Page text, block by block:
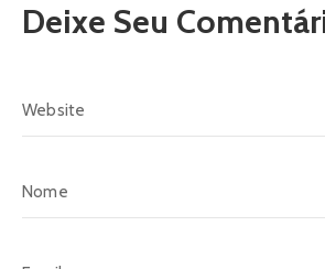
Deixe Seu